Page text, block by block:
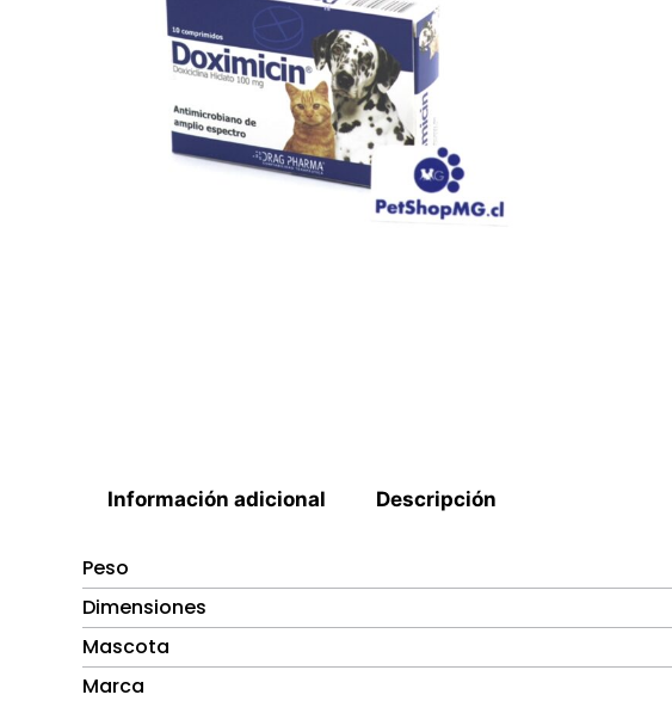
Información adicional Descripción
Peso
Dimensiones
Mascota
Marca